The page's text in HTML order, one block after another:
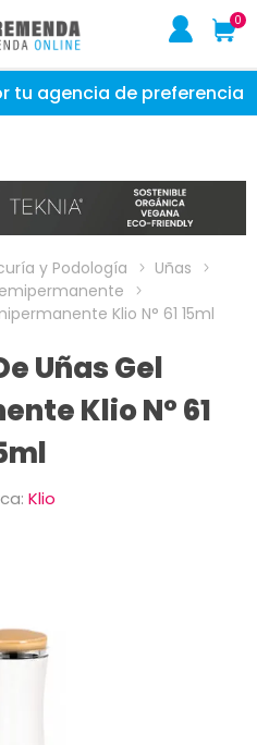
0
tu agencia de preferencia
y Podología
Uñas
Klio N° 61 15ml
Uñas Gel
Klio N° 61
Klio